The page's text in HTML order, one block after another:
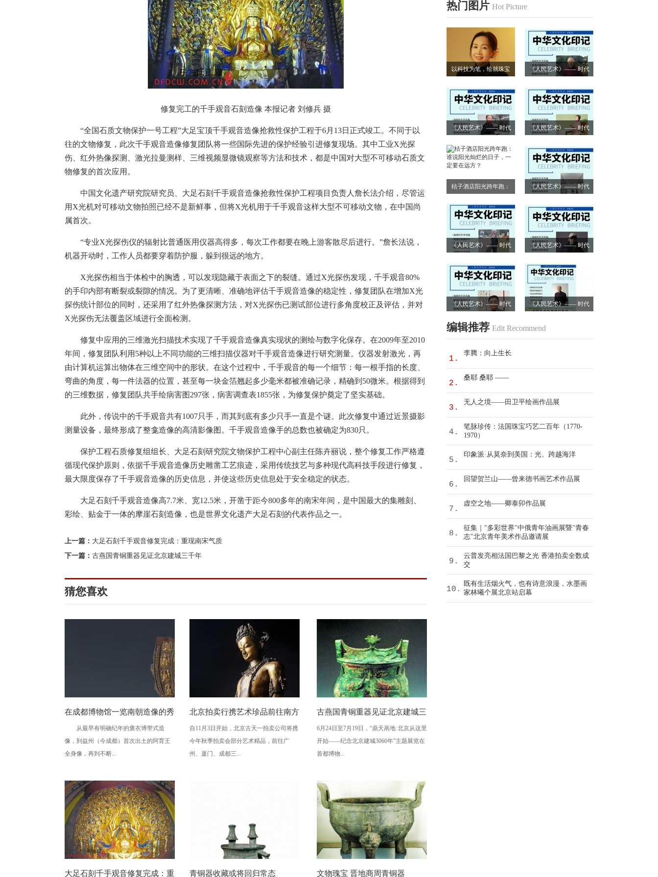
修复完工的千手观音石刻造像 本报记者 刘修兵 摄
“全国石质文物保护一号工程”大足宝顶千手观音造像抢救性保护工程于6月13日正式竣工。不同于以
往的文物修复，此次千手观音造像修复团队将一些国际先进的保护经验引进修复现场。其中工业X光探
伤、红外热像探测、激光拉曼测样、三维视频显微镜观察等方法和技术，都是中国对大型不可移动石质文
物修复的首次应用。
中国文化遗产研究院研究员、大足石刻千手观音造像抢救性保护工程项目负责人詹长法介绍，尽管运
用X光机对可移动文物拍照已经不是新鲜事，但将X光机用于千手观音这样大型不可移动文物，在中国尚
属首次。
“专业X光探伤仪的辐射比普通医用仪器高得多，每次工作都要在晚上游客散尽后进行。”詹长法说，
机器开动时，工作人员都要穿着防护服，躲到很远的地方。
X光探伤相当于体检中的胸透，可以发现隐藏于表面之下的裂缝。通过X光探伤发现，千手观音80%
的手印内部有断裂或裂隙的情况。为了更清晰、准确地评估千手观音造像的稳定性，修复团队在增加X光
探伤统计部位的同时，还采用了红外热像探测方法，对X光探伤已测试部位进行多角度校正及评估，并对
X光探伤无法覆盖区域进行全面检测。
修复中应用的三维激光扫描技术实现了千手观音造像真实现状的测绘与数字化保存。在2009年至2010
年间，修复团队利用5种以上不同功能的三维扫描仪器对千手观音造像进行研究测量。仪器发射激光，再
由计算机运算出物体在三维空间中的形状。在这个过程中，千手观音的每一个细节：每一根手指的长度、
弯曲的角度，每一件法器的位置，甚至每一块金箔翘起多少毫米都被准确记录，精确到50微米。根据得到
的三维数据，修复团队共手绘病害图297张，病害调查表1855张，为修复保护奠定了坚实基础。
此外，传说中的千手观音共有1007只手，而其到底有多少只手一直是个谜。此次修复中通过近景摄影
测量设备，最终形成了整龛造像的高清影像图。千手观音造像手的总数也被确定为830只。
保护工程石质修复组组长、大足石刻研究院文物保护工程中心副主任陈卉丽说，整个修复工作严格遵
循现代保护原则，依据千手观音造像历史雕凿工艺痕迹，采用传统技艺与多种现代高科技手段进行修复，
最大限度保存了千手观音造像的历史信息，并使这些历史信息处于安全稳定的状态。
大足石刻千手观音造像高7.7米、宽12.5米，开凿于距今800多年的南宋年间，是中国最大的集雕刻、
彩绘、贴金于一体的摩崖石刻造像，也是世界文化遗产大足石刻的代表作品之一。
上一篇： 大足石刻千手观音修复完成：重现南宋气质
下一篇： 古燕国青铜重器见证北京建城三千年
猜您喜欢
在成都博物馆一览南朝造像的秀
骨清像
从最早有明确纪年的褒衣博带式造
像，到益州（今成都）首次出土的阿育王
全身像，再到不断...
北京拍卖行携艺术珍品前往南方
城市巡回展览
自11月3日开始，北京古天一拍卖公司将携
今年秋季拍卖会部分艺术精品，前往广
州、厦门、成都三...
古燕国青铜重器见证北京建城三
千年
6月24日至7月19日，“鼎天鬲地·北京从这里
开始——纪念北京建城3060年”主题展览在
首都博物...
大足石刻千手观音修复完成：重 青铜器收藏或将回归常态 文物瑰宝 晋地商周青铜器
热门图片 Hot Picture
以科技为笔，绘就珠宝 《人民艺术》—— 时代
专访朱建谷
《人民艺术》—— 时代
专访王万宏
《人民艺术》—— 时代
专访刘小爱
桔子酒店阳光跨年跑：
一定要在远方？
《人民艺术》—— 时代
专访莫怀远
《人民艺术》—— 时代
专访卿笃武
《人民艺术》—— 时代
专访张涛
《人民艺术》—— 时代
专访沈志昂
《人民艺术》—— 时代
编辑推荐 Edit Recommend
1.
李腾：向上生长
2.
桑耶 桑耶 ——
3.
无人之境——田卫平绘画作品展
4.
笔脉珍传：法国珠宝巧艺二百年（1770-
1970）
5.
印象派·从莫奈到美国：光、跨越海洋
6.
回望贺兰山——曾来德书画艺术作品展
7.
虚空之地——卿泰卯作品展
8.
征集｜"多彩世界"中俄青年油画展暨"青春
志"北京青年美术作品邀请展
9.
云普发亮相法国巴黎之光 香港拍卖全数成
交
10.
既有生活烟火气，也有诗意浪漫，水墨画
家林曦个展北京站启幕